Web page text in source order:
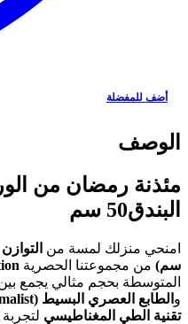
أضف للمفضلة
الوصف
مئذنة رمضان من
البندق50 سم
امنحي منزلك لمسة من
سم) من مجموعتنا الحصرية
المتوسطة بحجم مثالي يجمع
و الطابع العصري البسيط (Minimalist)
تقنية الطي المغناطيسي